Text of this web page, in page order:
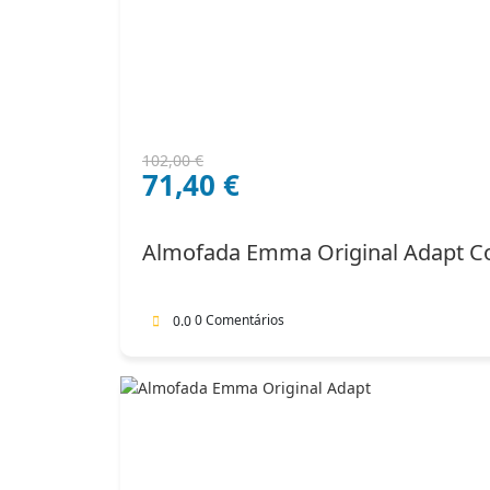
102,00€
O
preço
102,00 €.
71,40 €
O
preço
71,40 €.
Almofada Emma Original Adapt
0.00 Comentários